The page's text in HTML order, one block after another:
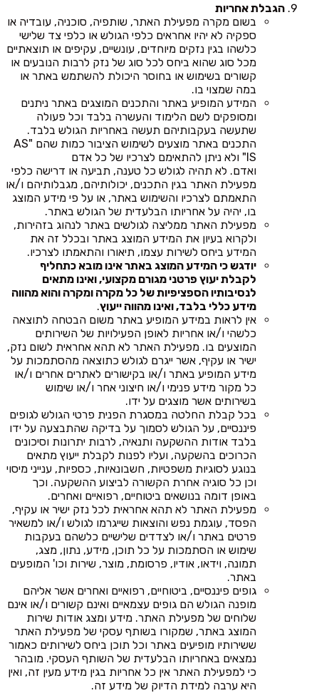
הגבלת אחריות
בשום מקרה מפעילת האתר, שותפיה, סוכניה, עובדיה או
ספקיה לא יהיו אחראים כלפי הגולש או כלפי צד שלישי
כלשהו בגין נזקים מיוחדים, עונשיים, עקיפים או תוצאתיים
מכל סוג שהוא ביחס לכל סוג של נזק לרבות הנובעים או
קשורים בשימוש או בחוסר היכולת להשתמש באתר או
במה שמצוי בו.
המידע המופיע באתר והתכנים המוצגים באתר ניתנים
ומסופקים לשם הלימוד והעשרה בלבד וכל פעולה
שתעשה בעקבותיהם תעשה באחריות הגולש בלבד.
התכנים באתר מוצעים לשימוש הציבור כמות שהם "AS
IS" ולא ניתן להתאימם לצרכיו של כל אדם
ואדם. לא תהיה לגולש כל טענה, תביעה או דרישה כלפי
מפעילת האתר בגין התכנים, יכולותיהם, מגבלותיהם ו/או
התאמתם לצרכיו והשימוש באתר, או על פי מידע המוצג
בו, יהיה על אחריותו הבלעדית של הגולש באתר.
מפעילת האתר ממליצה לגולשים באתר לנהוג בזהירות,
ולקרוא בעיון את המידע המוצג באתר ובכלל זה את
המידע ביחס לשירות עצמו, תיאורו והתאמתו לצרכיו.
יודגש כי המידע המוצג באתר אינו מובא כתחליף
לקבלת יעוץ פרטני מגורם מקצועי, ואינו מתאים
לנסיבותיו הספציפיות של כל מקרה ומקרה והוא מהווה
מידע כללי בלבד, ואינו מהווה ייעוץ.
אין לראות במידע המופיע באתר משום הבטחה לתוצאה
כלשהי ו/או אחריות לאופן הפעילויות של השירותים
המוצעים בו. מפעילת האתר לא תהא אחראית לשום נזק,
ישיר או עקיף, אשר ייגרם לגולש כתוצאה מהסתמכות על
מידע המופיע באתר ו/או בקישורים לאתרים אחרים ו/או
כל מקור מידע פנימי ו/או חיצוני אחר ו/או שימוש
בשירותים אשר מוצגים על ידו.
בכל קבלת החלטה במסגרת הפנית פרטי הגולש לגופים
פיננסיים, על הגולש לסמוך על בדיקה שהתבצעה על ידו
בלבד אודות ההשקעה ותנאיה, לרבות יתרונות וסיכונים
הכרוכים בהשקעה, ועליו לפנות לקבלת ייעוץ מתאים
בנוגע לסוגיות משפטיות, חשבונאיות, כספיות, ענייני מיסוי
וכן כל סוגיה אחרת הקשורה לביצוע ההשקעה. וכך
באופן דומה בנושאים ביטוחיים, רפואיים ואחרים.
מפעילת האתר לא תהא אחראית לכל נזק ישיר או עקיף,
הפסד, עוגמת נפש והוצאות שייגרמו לגולש ו/או למשאיר
פרטים באתר ו/או לצדדים שלישיים כלשהם בעקבות
שימוש או הסתמכות על כל תוכן, מידע, נתון, מצג,
תמונה, וידאו, אודיו, פרסומת, מוצר, שירות וכו' המופעים
באתר.
גופים פיננסיים, ביטוחיים, רפואיים ואחרים אשר אליהם
מופנה הגולש הם גופים עצמאיים ואינם קשורים ו/או אינם
שלוחים של מפעילת האתר. מידע ומצג אודות שירות
המוצג באתר, שמקורו בשותף עסקי של מפעילת האתר
ששירותיו מופיעים באתר וכל תוכן ביחס לשירותים כאמור
נמצאים באחריותו הבלעדית של השותף העסקי. מובהר
כי למפעילת האתר אין כל אחריות בגין מידע מעין זה, ואין
היא ערבה למידת הדיוק של מידע זה.